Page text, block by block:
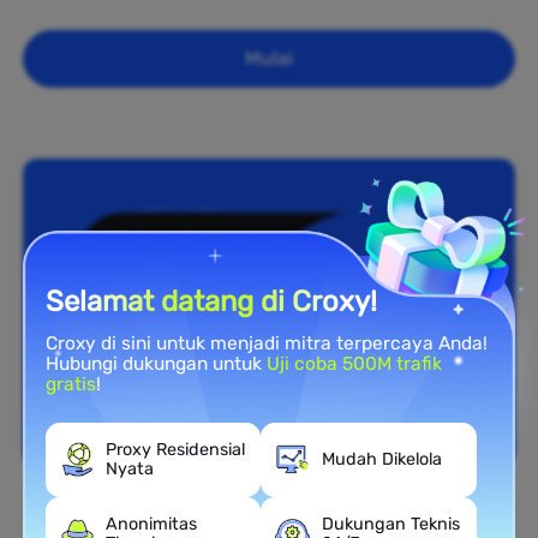
Mulai
Cakupan Nasional
Selamat datang di Croxy!
Croxy di sini untuk menjadi mitra terpercaya Anda!
Hubungi dukungan untuk Uji coba 500M trafik
gratis!
Proxy Residensial
Nyata
Mudah Dikelola
Anonimitas
Dukungan Teknis